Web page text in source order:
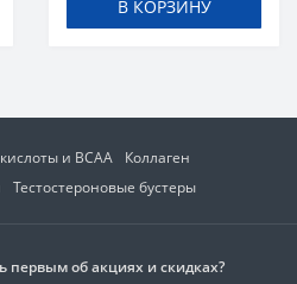
В КОРЗИНУ
и BCAA
Коллаген
Тестостероновые бустеры
первым об акциях и скидках?